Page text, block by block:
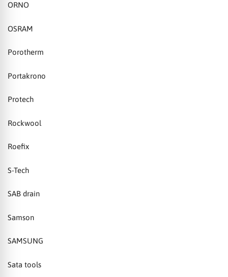
ORNO
OSRAM
Porotherm
Portakrono
Protech
Rockwool
Roefix
S-Tech
SAB drain
Samson
SAMSUNG
Sata tools